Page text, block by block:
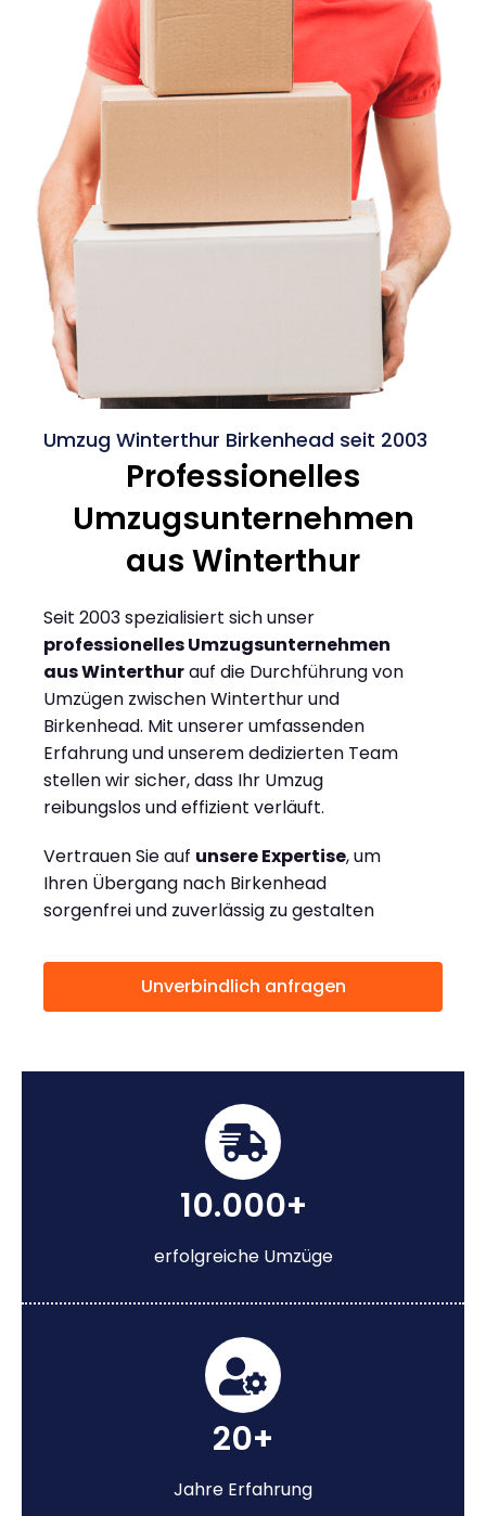
Umzug Winterthur Birkenhead seit 2003
Professionelles
Umzugsunternehmen
aus Winterthur
Seit 2003 spezialisiert sich unser
professionelles Umzugsunternehmen
aus Winterthurauf die Durchführung von
Umzügen zwischen Winterthur und
Birkenhead. Mit unserer umfassenden
Erfahrung und unserem dedizierten Team
stellen wir sicher, dass Ihr Umzug
reibungslos und effizient verläuft.
Vertrauen Sie auf unsere Expertise, um
Ihren Übergang nach Birkenhead
sorgenfrei und zuverlässig zu gestalten
Unverbindlich anfragen
10.000+
erfolgreiche Umzüge
20+
Jahre Erfahrung